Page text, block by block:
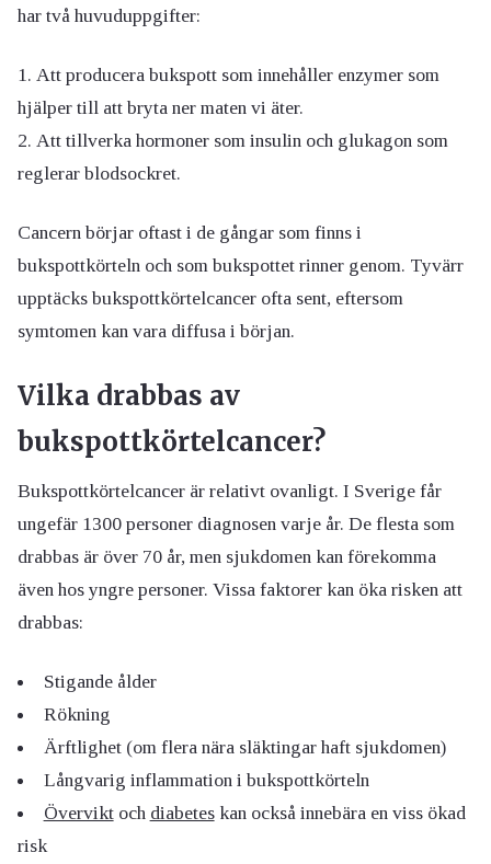
har två huvuduppgifter:
Att producera bukspott som innehåller enzymer som
hjälper till att bryta ner maten vi äter.
Att tillverka hormoner som insulin och glukagon som
reglerar blodsockret.
Cancern börjar oftast i de gångar som finns i
bukspottkörteln och som bukspottet rinner genom. Tyvärr
upptäcks bukspottkörtelcancer ofta sent, eftersom
symtomen kan vara diffusa i början.
Vilka drabbas av
bukspottkörtelcancer?
Bukspottkörtelcancer är relativt ovanligt. I Sverige får
ungefär 1300 personer diagnosen varje år. De flesta som
drabbas är över 70 år, men sjukdomen kan förekomma
även hos yngre personer. Vissa faktorer kan öka risken att
drabbas:
Stigande ålder
Rökning
Ärftlighet (om flera nära släktingar haft sjukdomen)
Långvarig inflammation i bukspottkörteln
Överviktoch diabeteskan också innebära en viss ökad
risk